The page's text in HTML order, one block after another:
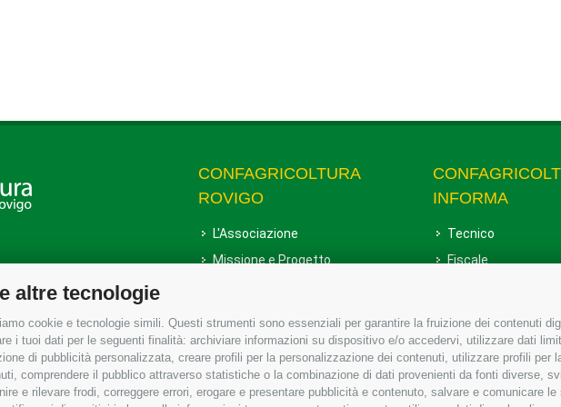
altre tecnologie
cookie e tecnologie simili. Questi strumenti sono essenziali per garantire la fruizione dei contenuti
i tuoi dati per le seguenti finalità: archiviare informazioni su dispositivo e/o accedervi, utilizzare dati
di pubblicità personalizzata, creare profili per la personalizzazione dei contenuti, utilizzare profili
comprendere il pubblico attraverso statistiche o la combinazione di dati provenienti da fonti diverse,
e rilevare frodi, correggere errori, erogare e presentare pubblicità e contenuto, salvare e comunicare
/Cookie Policy
CONFAGRICOLTURA
ROVIGO
L'Associazione
Missione e Progetto
Uffici della Sede provinciale
Le Sedi di Zona
Agricoltori S.r.l.
INFORMA
Tecnico
Fiscale
Associazione